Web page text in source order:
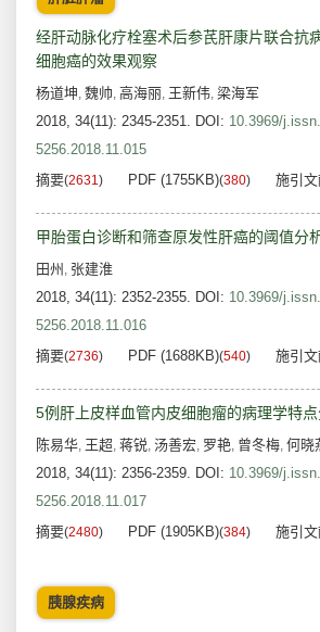
经肝动脉化疗栓塞术后参芪肝康片联合抗
细胞癌的效果观察
杨道坤, 魏帅, 高海丽, 王新伟, 梁海军
2018, 34(11): 2345-2351. DOI: 10.3969/
5256.2018.11.015
摘要(2631) PDF (1755KB)(380) 施引
甲胎蛋白诊断和筛查原发性肝癌的阈值分
田州 , 张建淮
2018, 34(11): 2352-2355. DOI: 10.3969/
5256.2018.11.016
摘要(2736) PDF (1688KB)(540) 施引
5例肝上皮样血管内皮细胞瘤的病理学特
陈易华, 王超, 蒋锐, 汤善宏, 罗艳, 曾冬梅, 何晓
2018, 34(11): 2356-2359. DOI: 10.3969/
5256.2018.11.017
摘要(2480) PDF (1905KB)(384) 施引
胰腺疾病